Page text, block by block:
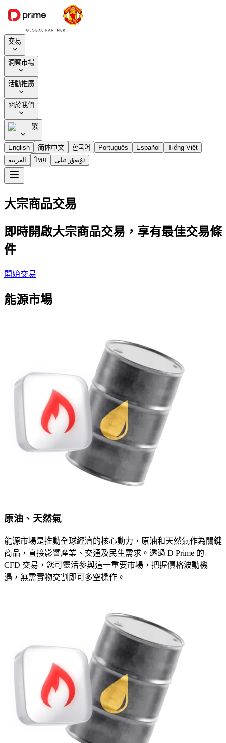
交易
洞察市場
活動推廣
關於我們
繁
English 简体中文 한국어 Português Español
Tiếng Việt
العربية
ไทย ئۇيغۇر تىلى
大宗商品交易
即時開啟大宗商品交易，享有最佳交易條
件
開始交易
能源市場
原油、天然氣
能源市場是推動全球經濟的核心動力，原油和天然氣作為關鍵
商品，直接影響產業、交通及民生需求。透過 D Prime 的
CFD 交易，您可靈活參與這一重要市場，把握價格波動機
遇，無需實物交割即可多空操作。